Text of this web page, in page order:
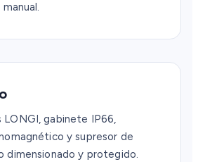
LONGI, gabinete IP66,
y supresor de
dimensionado y protegido.